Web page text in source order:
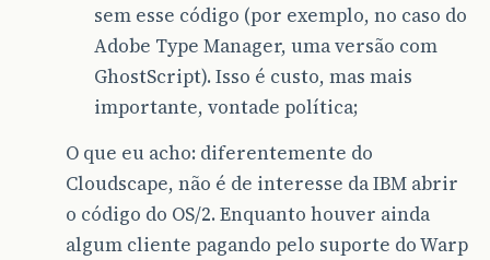
sem esse código (por exemplo, no caso do
Adobe Type Manager, uma versão com
GhostScript). Isso é custo, mas mais
importante, vontade política;
O que eu acho: diferentemente do
Cloudscape, não é de interesse da IBM abrir
o código do OS/2. Enquanto houver ainda
algum cliente pagando pelo suporte do Warp